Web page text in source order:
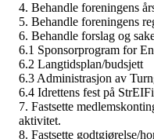
4. Behandle foreningens
5. Behandle foreningens
6. Behandle forslag og
6.1 Sponsorprogram for
6.2 Langtidsplan/budsjett
6.3 Administrasjon av
6.4 Idrettens fest på
7. Fastsette
aktivitet.
8. Fastsette godtgjørelse/